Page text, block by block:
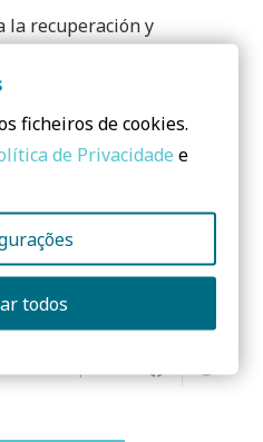
la recuperación y
más eficientes |
viii-semana-
ficheiros de cookies.
de Privacidade e
todos